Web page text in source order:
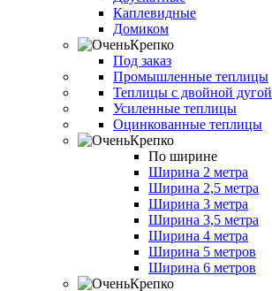
Каплевидные
Домиком
Под заказ
Промышленные теплицы
Теплицы с двойной дугой
Усиленные теплицы
Оцинкованные теплицы
По ширине
Ширина 2 метра
Ширина 2,5 метра
Ширина 3 метра
Ширина 3,5 метра
Ширина 4 метра
Ширина 5 метров
Ширина 6 метров